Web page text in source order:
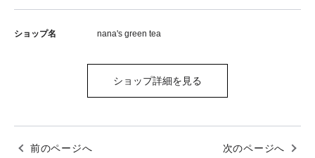
ショップ名 nana's green tea
ショップ詳細を見る
前のページへ 次のページへ